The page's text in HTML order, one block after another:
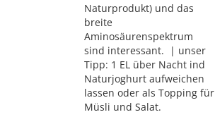
Naturprodukt) und das
breite
Aminosäurenspektrum
sind interessant. | unser
Tipp: 1 EL über Nacht ind
Naturjoghurt aufweichen
lassen oder als Topping für
Müsli und Salat.